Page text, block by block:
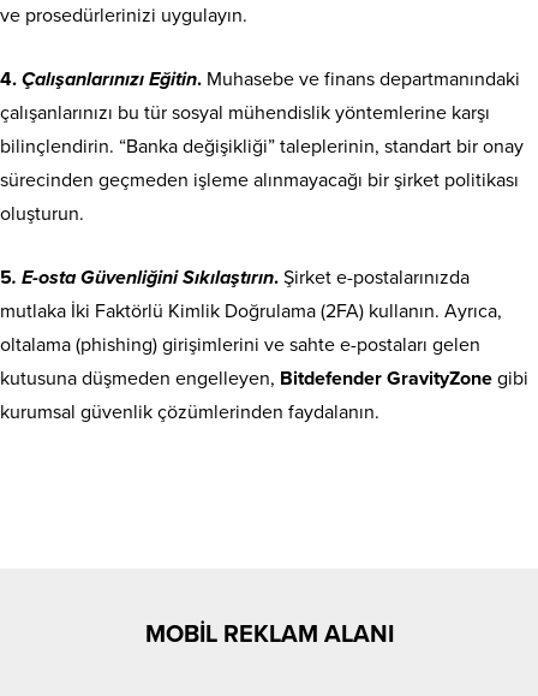
ve prosedürlerinizi uygulayın.
4. Çalışanlarınızı Eğitin. Muhasebe ve finans departmanındaki
çalışanlarınızı bu tür sosyal mühendislik yöntemlerine karşı
bilinçlendirin. “Banka değişikliği” taleplerinin, standart bir onay
sürecinden geçmeden işleme alınmayacağı bir şirket politikası
oluşturun.
5. E-osta Güvenliğini Sıkılaştırın. Şirket e-postalarınızda
mutlaka İki Faktörlü Kimlik Doğrulama (2FA) kullanın. Ayrıca,
oltalama (phishing) girişimlerini ve sahte e-postaları gelen
kutusuna düşmeden engelleyen, Bitdefender GravityZone gibi
kurumsal güvenlik çözümlerinden faydalanın.
MOBİL REKLAM ALANI